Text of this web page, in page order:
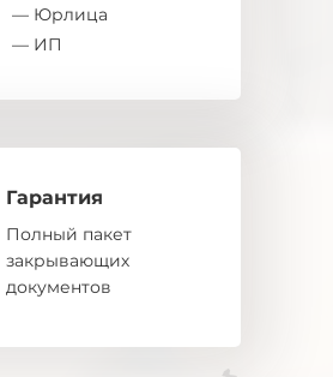
— Юрлица
— ИП
Гарантия
Полный пакет
закрывающих
документов